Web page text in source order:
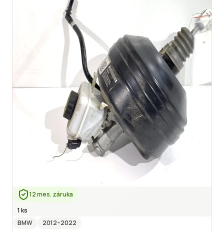
12 mes. záruka
1 ks
BMW
2012–2022